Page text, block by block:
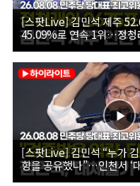
[스팟Live] 김민석 제주
45.09%로 연속 1위…정청
26.08.08 더불어민주당 당
보 인천 합동연설회
[스팟Live] 김민석 “누가
향을 공유했나”…인천서 ‘
26.08.08 더불어민주당 당